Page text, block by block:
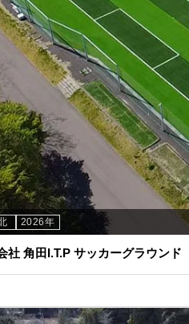
2026年
社 角田I.T.P サッカーグラウンド